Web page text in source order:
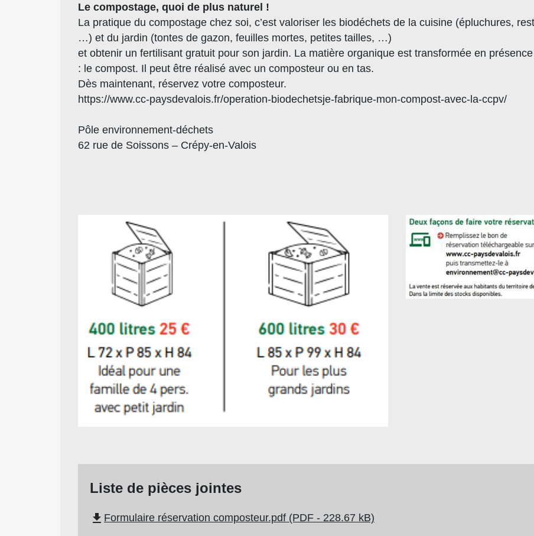
Le compostage, quoi de plus naturel !
La pratique du compostage chez soi, c’est valoriser les biodéchets de la cuisine (épluchures,
…) et du jardin (tontes de gazon, feuilles mortes, petites tailles, …)
et obtenir un fertilisant gratuit pour son jardin. La matière organique est transformée en
: le compost. Il peut être réalisé avec un composteur ou en tas.
Dès maintenant, réservez votre composteur.
https://www.cc-paysdevalois.fr/operation-biodechetsje-fabrique-mon-compost-avec-la-ccpv/
Pôle environnement-déchets
62 rue de Soissons – Crépy-en-Valois
Liste de pièces jointes
file_download Formulaire réservation composteur.pdf (PDF - 228.67 kB)